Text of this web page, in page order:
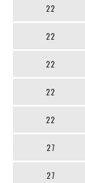
22
22
22
22
22
27
27